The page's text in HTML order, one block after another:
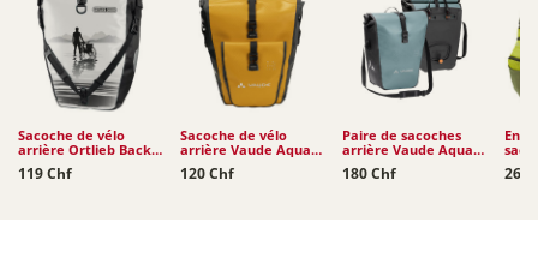
Sacoche de vélo
arrière Ortlieb Back-
Roller Design 20L
119 Chf
Sacoche de vélo
arrière Vaude Aqua
Back Plus Single
(rec)...
120 Chf
Paire de sacoches
arrière Vaude Aqua
Back (rec) 2 x 24L
180 Chf 260